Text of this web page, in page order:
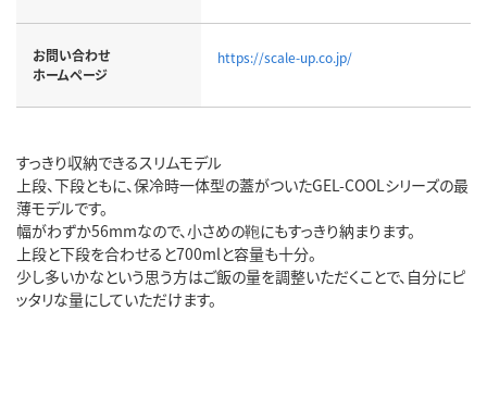
お問い合わせ
ホームページ
https://scale-up.co.jp/
すっきり収納できるスリムモデル
上段、下段ともに、保冷時一体型の蓋がついたGEL-COOLシリーズの最
薄モデルです。
幅がわずか56mmなので、小さめの鞄にもすっきり納まります。
上段と下段を合わせると700mlと容量も十分。
少し多いかなという思う方はご飯の量を調整いただくことで、自分にピ
ッタリな量にしていただけます。